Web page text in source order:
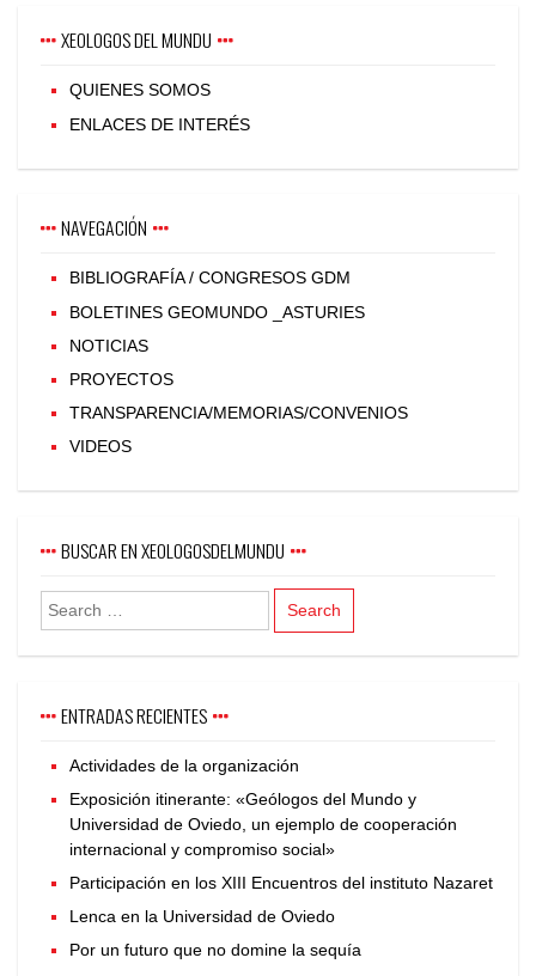
XEOLOGOS DEL MUNDU
QUIENES SOMOS
ENLACES DE INTERÉS
NAVEGACIÓN
BIBLIOGRAFÍA / CONGRESOS GDM
BOLETINES GEOMUNDO _ASTURIES
NOTICIAS
PROYECTOS
TRANSPARENCIA/MEMORIAS/CONVENIOS
VIDEOS
BUSCAR EN XEOLOGOSDELMUNDU
ENTRADAS RECIENTES
Actividades de la organización
Exposición itinerante: «Geólogos del Mundo y
Universidad de Oviedo, un ejemplo de cooperación
internacional y compromiso social»
Participación en los XIII Encuentros del instituto Nazaret
Lenca en la Universidad de Oviedo
Por un futuro que no domine la sequía